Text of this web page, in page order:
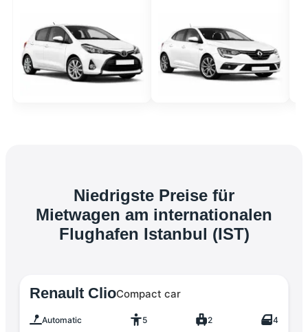
Niedrigste Preise für
Mietwagen am internationalen
Flughafen Istanbul (IST)
Renault ClioCompact car
Automatic 5 2 4